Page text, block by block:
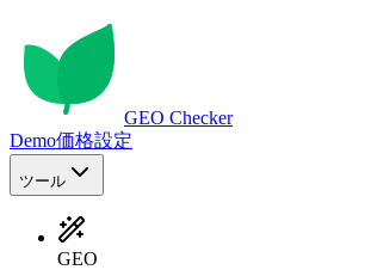
GEO Checker
Demo価格設定
ツール
GEO